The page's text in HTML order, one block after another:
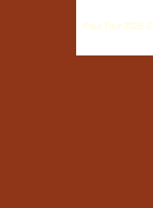
Pisa Tour 2026 ©